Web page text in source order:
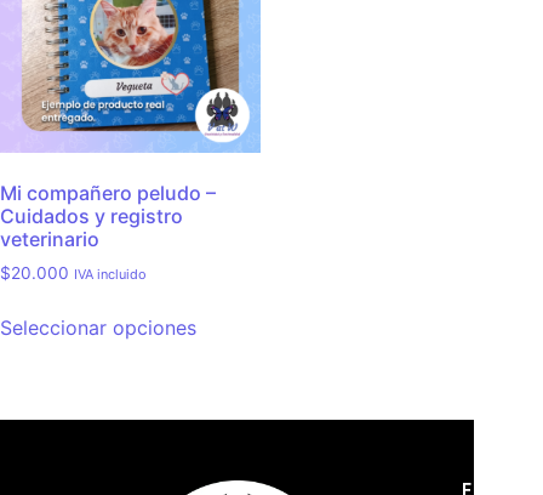
Mi compañero peludo –
Cuidados y registro
veterinario
$20.000 IVA incluido
Seleccionar opciones